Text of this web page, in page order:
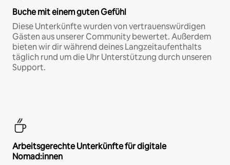
Buche mit einem guten Gefühl
Diese Unterkünfte wurden von vertrauenswürdigen
Gästen aus unserer Community bewertet. Außerdem
bieten wir dir während deines Langzeitaufenthalts
täglich rund um die Uhr Unterstützung durch unseren
Support.
Arbeitsgerechte Unterkünfte für digitale
Nomad:innen